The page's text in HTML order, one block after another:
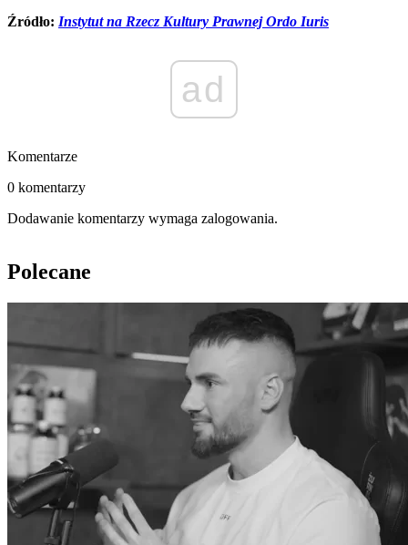
Źródło: Instytut na Rzecz Kultury Prawnej Ordo Iuris
ad
Komentarze
0 komentarzy
Dodawanie komentarzy wymaga zalogowania.
Polecane